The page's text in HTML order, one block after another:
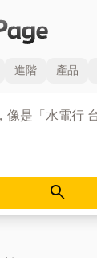
進階 產品
search